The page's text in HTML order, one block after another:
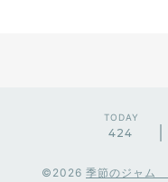
TODAY
424
©2026 季節のジャ